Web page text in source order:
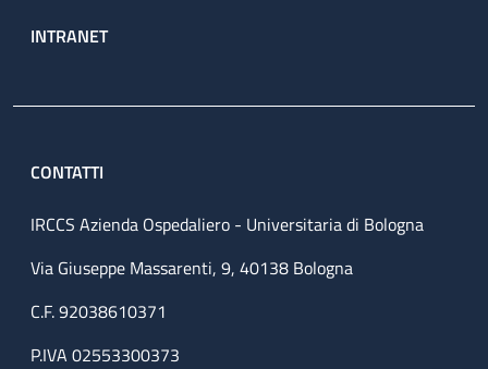
INTRANET
CONTATTI
IRCCS Azienda Ospedaliero - Universitaria di Bologna
Via Giuseppe Massarenti, 9, 40138 Bologna
C.F. 92038610371
P.IVA 02553300373